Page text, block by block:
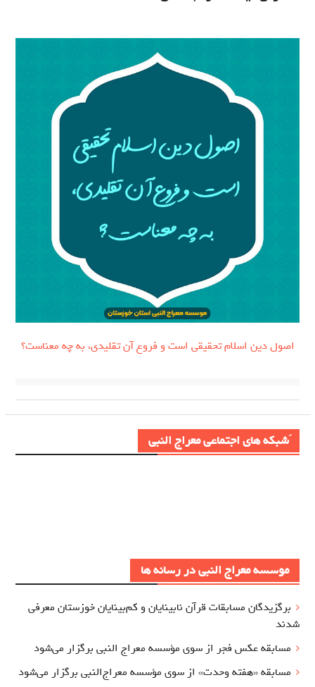
اصول دین اسلام تحقیقی است و فروع آن تقلیدی، به چه معناست؟
َشبکه های اجتماعی معراج النبی
موسسه معراج النبی در رسانه ها
برگزيدگان مسابقات قرآن نابینایان و کم‌بینایان خوزستان معرفي
شدند
مسابقه عکس فجر از سوی مؤسسه معراج‌ النبی برگزار می‌شود
مسابقه «هفته وحدت» از سوی مؤسسه معراج‌النبی برگزار می‌شود